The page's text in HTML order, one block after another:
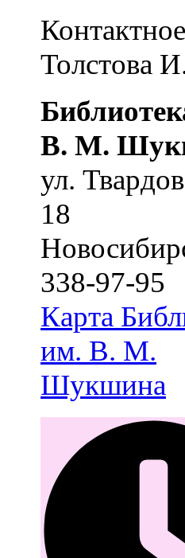
Толстова
В. М.
ул.
18
338-97-95
Карта
им. В. М.
Шукшина